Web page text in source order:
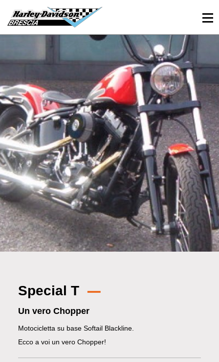
030 3366984 Viale Sant’Eufemia, 26 - Brescia
Special T
Un vero Chopper
Motocicletta su base Softail Blackline.
Ecco a voi un vero Chopper!